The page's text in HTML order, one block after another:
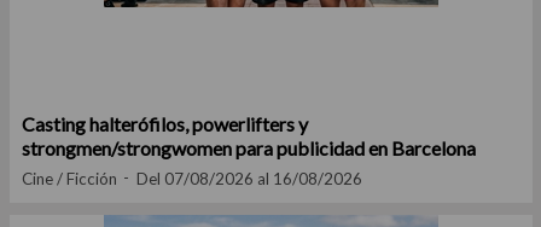
Casting halterófilos, powerlifters y
strongmen/strongwomen para publicidad en Barcelona
Cine / Ficción Del 07/08/2026 al 16/08/2026